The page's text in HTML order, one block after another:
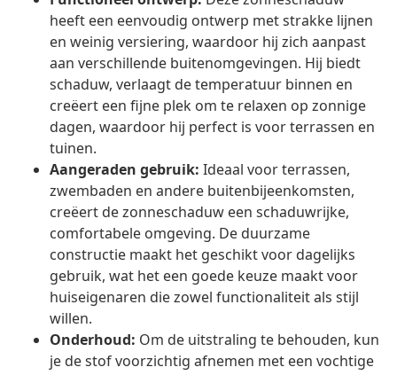
heeft een eenvoudig ontwerp met strakke lijnen
en weinig versiering, waardoor hij zich aanpast
aan verschillende buitenomgevingen. Hij biedt
schaduw, verlaagt de temperatuur binnen en
creëert een fijne plek om te relaxen op zonnige
dagen, waardoor hij perfect is voor terrassen en
tuinen.
Aangeraden gebruik: Ideaal voor terrassen,
zwembaden en andere buitenbijeenkomsten,
creëert de zonneschaduw een schaduwrijke,
comfortabele omgeving. De duurzame
constructie maakt het geschikt voor dagelijks
gebruik, wat het een goede keuze maakt voor
huiseigenaren die zowel functionaliteit als stijl
willen.
Onderhoud: Om de uitstraling te behouden, kun
je de stof voorzichtig afnemen met een vochtige